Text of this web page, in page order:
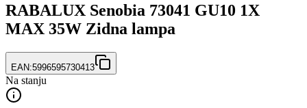
RABALUX Senobia 73041 GU10 1X
MAX 35W Zidna lampa
EAN:5996595730413
Na stanju